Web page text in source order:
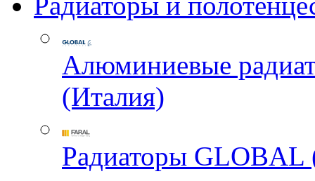
Алюминиевые
(Италия)
Радиаторы GLOBAL